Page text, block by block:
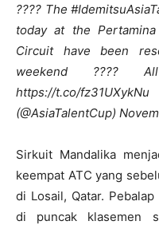
???? The
today at the
Circuit have been
weekend ????
https://t.co/
(@AsiaTalentCup)
Sirkuit Mandalika
keempat ATC yang
di Losail, Qatar.
di puncak klasemen